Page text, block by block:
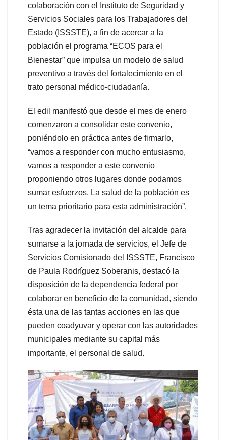
colaboración con el Instituto de Seguridad y
Servicios Sociales para los Trabajadores del
Estado (ISSSTE), a fin de acercar a la
población el programa “ECOS para el
Bienestar” que impulsa un modelo de salud
preventivo a través del fortalecimiento en el
trato personal médico-ciudadanía.
El edil manifestó que desde el mes de enero
comenzaron a consolidar este convenio,
poniéndolo en práctica antes de firmarlo,
“vamos a responder con mucho entusiasmo,
vamos a responder a este convenio
proponiendo otros lugares donde podamos
sumar esfuerzos. La salud de la población es
un tema prioritario para esta administración”.
Tras agradecer la invitación del alcalde para
sumarse a la jornada de servicios, el Jefe de
Servicios Comisionado del ISSSTE, Francisco
de Paula Rodríguez Soberanis, destacó la
disposición de la dependencia federal por
colaborar en beneficio de la comunidad, siendo
ésta una de las tantas acciones en las que
pueden coadyuvar y operar con las autoridades
municipales mediante su capital más
importante, el personal de salud.